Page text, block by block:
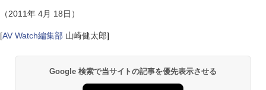
（2011年 4月 18日）
[AV Watch編集部 山崎健太郎]
Google 検索で当サイトの記事を優先表示させる